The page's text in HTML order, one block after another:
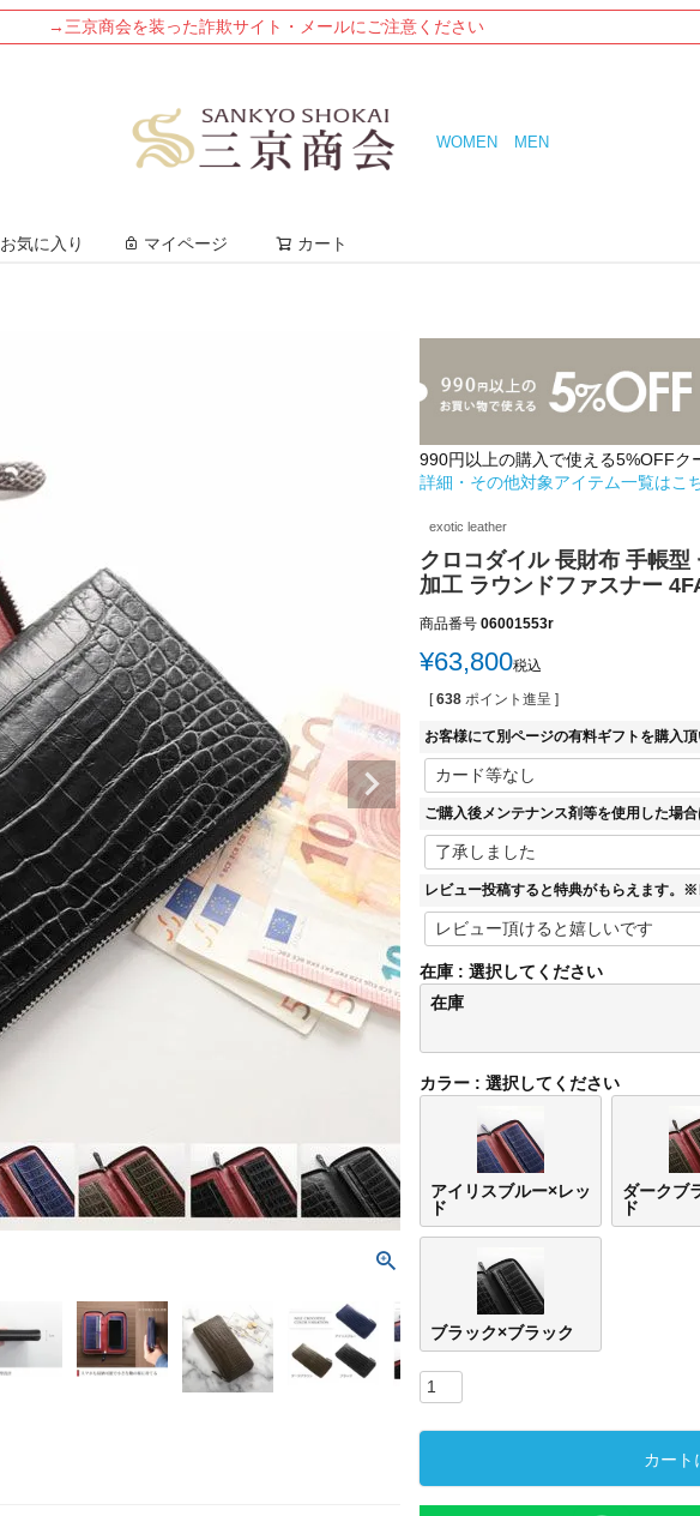
→三京商会を装った詐欺サイト・メールにご注意ください
WOMEN MEN
お気に入り マイページ カート
990円以上の購入で使える5%OFFク
詳細・その他対象アイテム一覧はこ
exotic leather
クロコダイル 長財布 手帳型
加工 ラウンドファスナー
商品番号 06001553r
¥63,800税込
[ 638 ポイント進呈 ]
お客様にて別ページの有料ギフトを購入
ご購入後メンテナンス剤等を使用した場
レビュー投稿すると特典がもらえます。
在庫
選択してください
在庫
カラー 選択してください
アイリスブルー×レッ
ド
ダークブ
ド
ブラック×ブラック
カート